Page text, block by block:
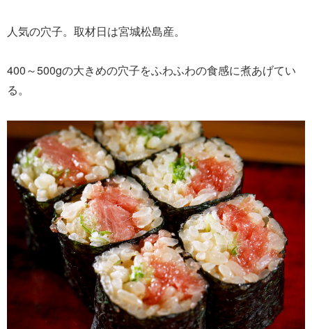
人気の穴子。取材日は宮城松島産。
400～500gの大きめの穴子をふわふわの食感に煮あげてい
る。